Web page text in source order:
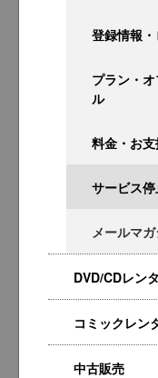
登録情報
プラン・
ル
料金・お
サービス
メールマ
DVD/CDレン
コミックレン
中古販売